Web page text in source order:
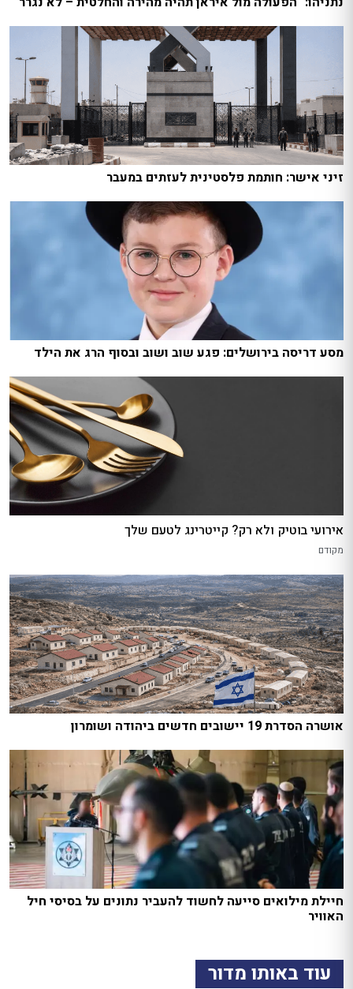
זיני אישר: חותמת פלסטינית לעזתים במעבר
מסע דריסה בירושלים: פגע שוב ושוב ובסוף הרג את הילד
אירועי בוטיק ולא רק? קייטרינג לטעם שלך
מקודם
אושרה הסדרת 19 יישובים חדשים ביהודה ושומרון
חיילת מילואים סייעה לחשוד להעביר נתונים על בסיסי חיל
האוויר
עוד באותו מדור